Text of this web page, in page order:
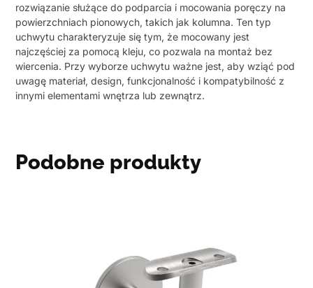
rozwiązanie służące do podparcia i mocowania poręczy na
powierzchniach pionowych, takich jak kolumna. Ten typ
uchwytu charakteryzuje się tym, że mocowany jest
najczęściej za pomocą kleju, co pozwala na montaż bez
wiercenia. Przy wyborze uchwytu ważne jest, aby wziąć pod
uwagę materiał, design, funkcjonalność i kompatybilność z
innymi elementami wnętrza lub zewnątrz.
Podobne produkty